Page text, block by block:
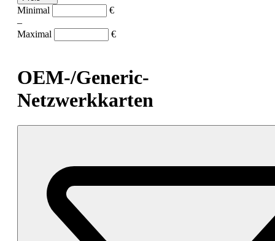
Minimal
€
–
Maximal
€
OEM-/Generic-
Netzwerkkarten